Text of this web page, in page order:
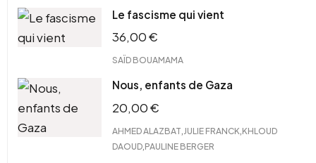
Le fascisme qui vient
36,00€
SAÏD BOUAMAMA
Nous, enfants de Gaza
20,00€
AHMED ALAZBAT JULIE FRANCK KHLOUD
DAOUD PAULINE BERGER